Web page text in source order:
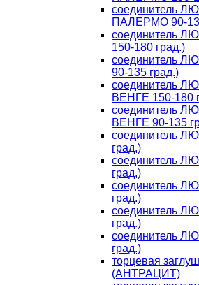
соединитель
ПАЛЕРМО 90-
соединитель
150-180 град.)
соединитель
90-135 град.)
соединитель
ВЕНГЕ 150-180
соединитель
ВЕНГЕ 90-135
соединитель
град.)
соединитель
град.)
соединитель
град.)
соединитель
град.)
соединитель
град.)
торцевая
(АНТРАЦИТ)